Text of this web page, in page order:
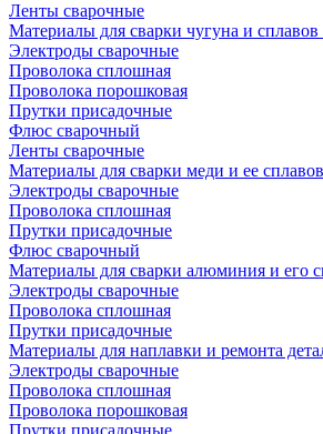
Ленты сварочные
Материалы для сварки чугуна и сплавов
Электроды сварочные
Проволока сплошная
Проволока порошковая
Прутки присадочные
Флюс сварочный
Ленты сварочные
Материалы для сварки меди и ее сплавов
Электроды сварочные
Проволока сплошная
Прутки присадочные
Флюс сварочный
Материалы для сварки алюминия и его
Электроды сварочные
Проволока сплошная
Прутки присадочные
Материалы для наплавки и ремонта
Электроды сварочные
Проволока сплошная
Проволока порошковая
Прутки присадочные